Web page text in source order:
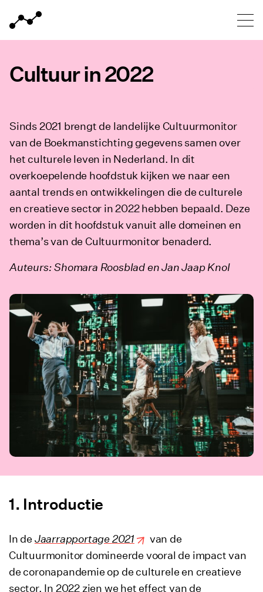
Home van Cultuurmonitor
Cultuur in 2022
Sinds 2021 brengt de landelijke Cultuurmonitor
van de Boekmanstichting gegevens samen over
het culturele leven in Nederland. In dit
overkoepelende hoofdstuk kijken we naar een
aantal trends en ontwikkelingen die de culturele
en creatieve sector in 2022 hebben bepaald. Deze
worden in dit hoofdstuk vanuit alle domeinen en
thema’s van de Cultuurmonitor benaderd.
Auteurs: Shomara Roosblad en Jan Jaap Knol
Introductie
Een onzekere start
De terugkeer van publiek
Knelpunten op de arbeidsmarkt
Een positievere noot
Nieuwe crises
Vraag naar nieuwe beleidsvormen
Literatuur
Verantwoording beeld
Introductie
In de Jaarrapportage2021
van de
Cultuurmonitor domineerde vooral de impact van
de coronapandemie op de culturele en creatieve
sector. In 2022 zien we het effect van de